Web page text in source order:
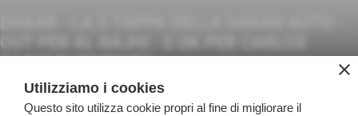
OUT PER AL RAJHI - E OK PER CARLOS
SAINZ IN RIMONTA
07-01-2026 14:42- NEWS WRC
close
Utilizziamo i cookies
Questo sito utilizza cookie propri al fine di migliorare il